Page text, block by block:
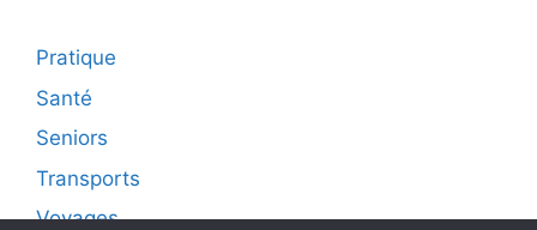
Pratique
Santé
Seniors
Transports
Voyages